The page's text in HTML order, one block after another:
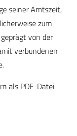
seiner Amtszeit,
zum
von der
verbundenen
als PDF-Datei